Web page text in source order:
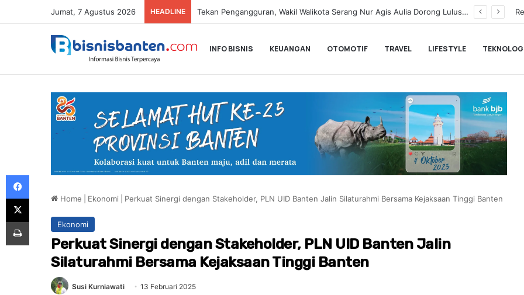
Jumat, 7 Agustus 2026 HEADLINE Tekan Pengangguran, Wakil Walikota Serang Nur Agis Aulia Dorong Lulusan SMK Berkarir ke Jepang: Gaji Capai Rp25 Juta!
INFO BISNIS KEUANGAN OTOMOTIF TRAVEL LIFESTYLE
Home Ekonomi Perkuat Sinergi dengan Stakeholder, PLN UID Banten Jalin Silaturahmi Bersama Kejaksaan Tinggi Banten
Ekonomi
Perkuat Sinergi dengan Stakeholder, PLN UID Banten Jalin
Silaturahmi Bersama Kejaksaan Tinggi Banten
Susi Kurniawati 13 Februari 2025
Facebook